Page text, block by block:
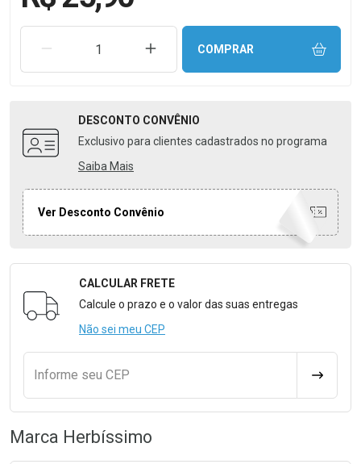
REMOVER UMA UNIDADEAUMENTAR UMA UNIDADE
COMPRAR
DESCONTO CONVÊNIO
Exclusivo para clientes cadastrados no programa
Saiba Mais
Ver Desconto Convênio
Formulário para Calcular o Frete
CALCULAR FRETE
Calcule o prazo e o valor das suas entregas
Não sei meu CEP
Informe seu CEP
Marca Herbíssimo